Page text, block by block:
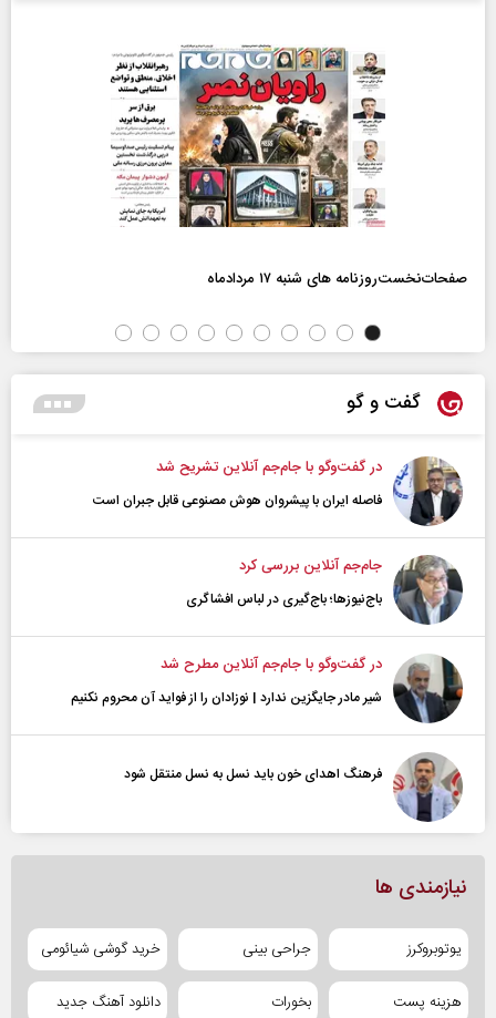
صفحات‌نخست‌روزنامه ها‌ی شنبه ۱۷ مردادماه
گفت و گو
در گفت‌و‌گو با جام‌جم آنلاین تشریح شد
فاصله ایران با پیشرو‌ان هوش مصنوعی قابل جبران است
جام‌جم آنلاین بررسی کرد
باج‌نیوزها؛ باج‌گیری در لباس افشاگری
در گفت‌و‌گو با جام‌جم آنلاین مطرح شد
شیر مادر جایگزین ندارد | نوزادان را از فواید آن محروم نکنیم
فرهنگ اهدای خون باید نسل به نسل منتقل شود
نیازمندی ها
یوتوبروکرز جراحی بینی خرید گوشی شیائومی
هزینه پست بخورات دانلود آهنگ جدید